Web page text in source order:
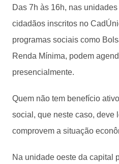
Das 7h às 16h, nas
cidadãos inscritos no
programas sociais como
Renda Mínima, podem
presencialmente.
Quem não tem benefício
social, que neste caso, deve
comprovem a situação
Na unidade oeste da capital